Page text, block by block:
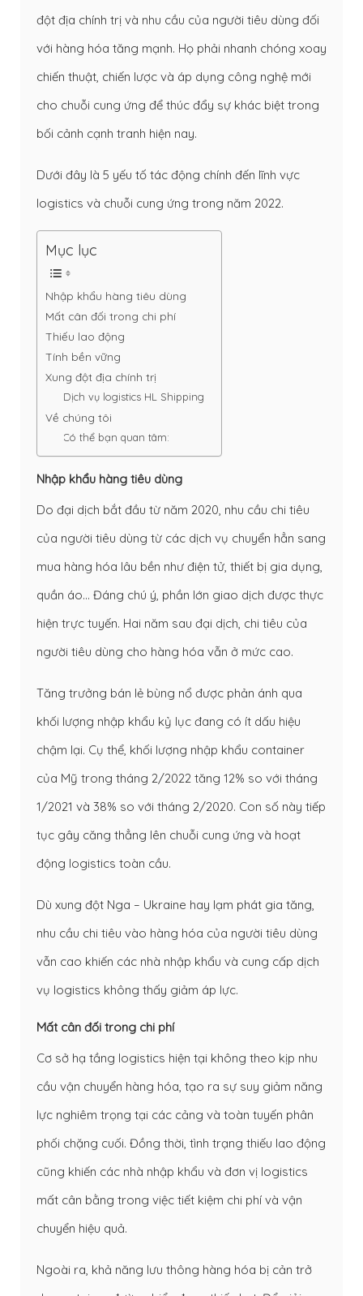
đột địa chính trị và nhu cầu của người tiêu dùng đối
với hàng hóa tăng mạnh. Họ phải nhanh chóng xoay
chiến thuật, chiến lược và áp dụng công nghệ mới
cho chuỗi cung ứng để thúc đẩy sự khác biệt trong
bối cảnh cạnh tranh hiện nay.
Dưới đây là 5 yếu tố tác động chính đến lĩnh vực
logistics và chuỗi cung ứng trong năm 2022.
Mục lục
Nhập khẩu hàng tiêu dùng
Mất cân đối trong chi phí
Thiếu lao động
Tính bền vững
Xung đột địa chính trị
Dịch vụ logistics HL Shipping
Về chúng tôi
Có thể bạn quan tâm:
Nhập khẩu hàng tiêu dùng
Do đại dịch bắt đầu từ năm 2020, nhu cầu chi tiêu
của người tiêu dùng từ các dịch vụ chuyển hẳn sang
mua hàng hóa lâu bền như điện tử, thiết bị gia dụng,
quần áo… Đáng chú ý, phần lớn giao dịch được thực
hiện trực tuyến. Hai năm sau đại dịch, chi tiêu của
người tiêu dùng cho hàng hóa vẫn ở mức cao.
Tăng trưởng bán lẻ bùng nổ được phản ánh qua
khối lượng nhập khẩu kỷ lục đang có ít dấu hiệu
chậm lại. Cụ thể, khối lượng nhập khẩu container
của Mỹ trong tháng 2/2022 tăng 12% so với tháng
1/2021 và 38% so với tháng 2/2020. Con số này tiếp
tục gây căng thẳng lên chuỗi cung ứng và hoạt
động logistics toàn cầu.
Dù xung đột Nga – Ukraine hay lạm phát gia tăng,
nhu cầu chi tiêu vào hàng hóa của người tiêu dùng
vẫn cao khiến các nhà nhập khẩu và cung cấp dịch
vụ logistics không thấy giảm áp lực.
Mất cân đối trong chi phí
Cơ sở hạ tầng logistics hiện tại không theo kịp nhu
cầu vận chuyển hàng hóa, tạo ra sự suy giảm năng
lực nghiêm trọng tại các cảng và toàn tuyến phân
phối chặng cuối. Đồng thời, tình trạng thiếu lao động
cũng khiến các nhà nhập khẩu và đơn vị logistics
mất cân bằng trong việc tiết kiệm chi phí và vận
chuyển hiệu quả.
Ngoài ra, khả năng lưu thông hàng hóa bị cản trở